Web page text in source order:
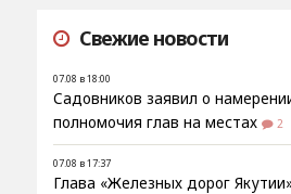
Свежие новости
07.08 в 18:00
Садовников заявил о
полномочия глав на местах
2
07.08 в 17:37
Глава «Железных дорог